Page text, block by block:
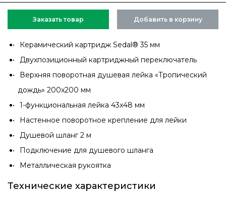
Заказать товар Добавить в корзину
Керамический картридж Sedal® 35 мм
Двухпозиционный картриджный переключатель
Верхняя поворотная душевая лейка «Тропический
дождь» 200x200 мм
1-функциональная лейка 43x48 мм
Настенное поворотное крепление для лейки
Душевой шланг 2 м
Подключение для душевого шланга
Металлическая рукоятка
Технические характеристики